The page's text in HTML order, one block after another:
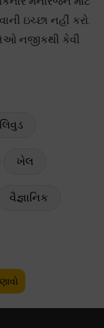
ઇચ્છા નહીં કરો.
નજીકથી કેવી
ખેલ
વૈજ્ઞાનિક